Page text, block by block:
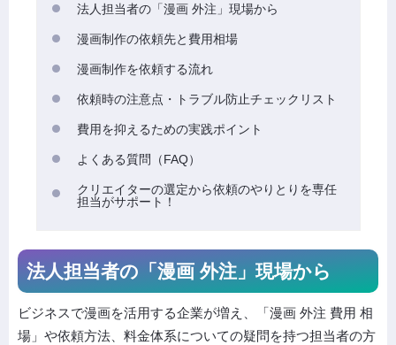
法人担当者の「漫画 外注」現場から
漫画制作の依頼先と費用相場
漫画制作を依頼する流れ
依頼時の注意点・トラブル防止チェックリスト
費用を抑えるための実践ポイント
よくある質問（FAQ）
クリエイターの選定から依頼のやりとりを専任
担当がサポート！
法人担当者の「漫画 外注」現場から
ビジネスで漫画を活用する企業が増え、「漫画 外注 費用 相
場」や依頼方法、料金体系についての疑問を持つ担当者の方